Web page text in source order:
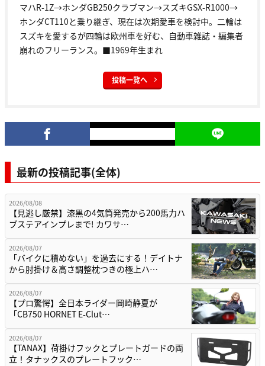
マハR-1Z→ホンダGB250クラブマン→スズキGSX-R1000→
ホンダCT110と乗り継ぎ、現在は次期愛車を検討中。二輪は
スズキを愛するが四輪は欧州車を好む、自動車雑誌・編集者
崩れのフリーランス。■1969年生まれ
投稿一覧へ
最新の投稿記事(全体)
2026/08/08
【見逃し厳禁】漆黒の4気筒発売から200馬力ハ
ブステアインプレまで! カワサ…
2026/08/07
「バイクに積めない」を過去にする！デイトナ
から肘掛け＆高さ調整枕つきの極上ハ…
2026/08/07
【プロ驚愕】全日本ライダー岡崎静夏が
「CB750 HORNET E-Clut…
2026/08/07
【TANAX】荷掛けフックとプレートガードの両
立！タナックスのプレートフック…